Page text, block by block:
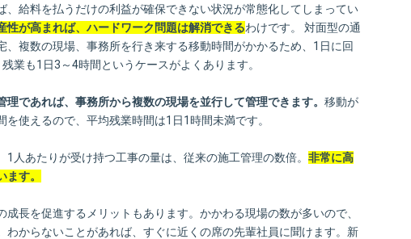
、給料を払うだけの利益が確保できない状況が常態化してしまってい
性が高まれば、ハードワーク問題は解消できるわけです。 対面型の通
、複数の現場、事務所を行き来する移動時間がかかるため、1日に回
業も1日3～4時間というケースがよくあります。
理であれば、事務所から複数の現場を並行して管理できます。 移動が
を使えるので、平均残業時間は1日1時間未満です。
1人あたりが受け持つ工事の量は、従来の施工管理の数倍。 非常に高
す。
成長を促進するメリットもあります。かかわる現場の数が多いので、
わからないことがあれば、すぐに近くの席の先輩社員に聞けます。新